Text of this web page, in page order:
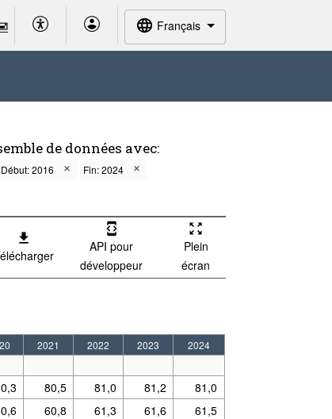
Français
de données avec:
Début: 2016
Fin: 2024
API pour
développeur
Plein
écran
2021 2022 2023
2024
80,5 81,0 81,2 81,0
60,8 61,3 61,6 61,5